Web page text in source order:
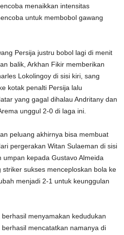
menaikkan intensitas
untuk membobol gawang
Persija justru bobol lagi di menit
balik, Arkhan Fikir memberikan
Lokolingoy di sisi kiri, sang
kotak penalti Persija lalu
yang gagal dihalau Andritany dan
unggul 2-0 di laga ini.
peluang akhirnya bisa membuat
pergerakan Witan Sulaeman di sisi
kepada Gustavo Almeida
sukses menceploskan bola ke
menjadi 2-1 untuk keunggulan
menyamakan kedudukan
mencatatkan namanya di